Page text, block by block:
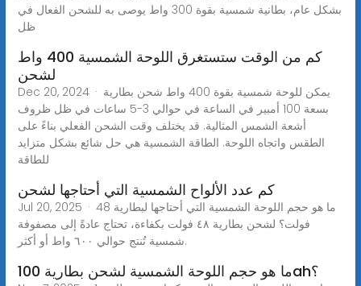
بشكل عام، بطانية شمسية بقوة 300 واط يوصى به للشحن الفعال في
ظل
كم من الوقت ستستغرق اللوحة الشمسية 400 واط
لشحن
Dec 20, 2024 · يمكن للوحة شمسية بقوة 400 واط شحن بطارية
بسعة 100 أمبير في الساعة في حوالي 3-5 ساعات في ظل ظروف
أشعة الشمس المثالية. قد يختلف وقت الشحن الفعلي بناءً على
الطقس واتجاه اللوحة. الطاقة الشمسية هي حل شائع بشكل متزايد
للطاقة
كم عدد الألواح الشمسية التي أحتاجها لشحن
Jul 20, 2025 · ما هو حجم اللوحة الشمسية التي أحتاجها لبطارية 48
فولت؟ لشحن بطارية ٤٨ فولت بكفاءة، تحتاج عادةً إلى مصفوفة
شمسية تُنتج حوالي ٦٠٠ واط أو أكثر.
ما هو حجم اللوحة الشمسية لشحن بطارية 100ah؟